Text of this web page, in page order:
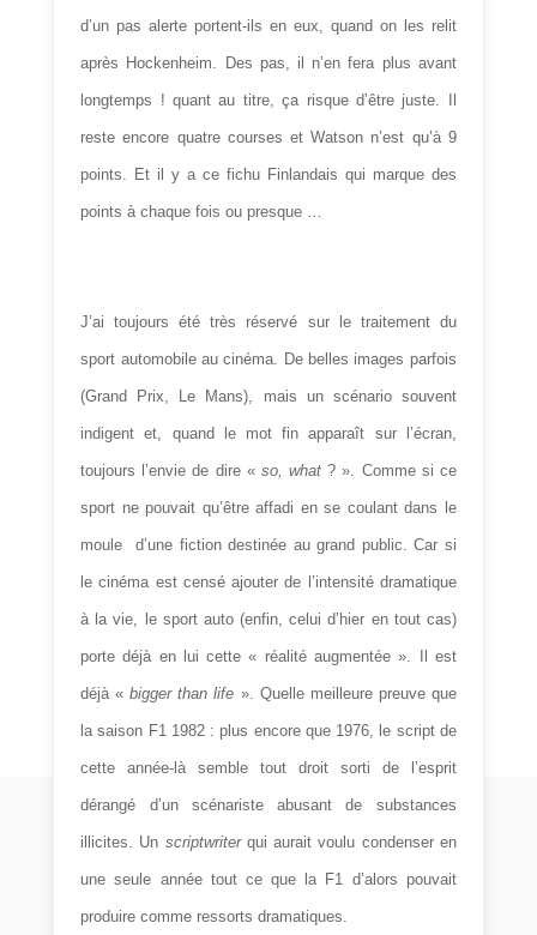
d’un pas alerte portent-ils en eux, quand on les relit
après Hockenheim. Des pas, il n’en fera plus avant
longtemps ! quant au titre, ça risque d’être juste. Il
reste encore quatre courses et Watson n’est qu’à 9
points. Et il y a ce fichu Finlandais qui marque des
points à chaque fois ou presque …
J’ai toujours été très réservé sur le traitement du
sport automobile au cinéma. De belles images parfois
(Grand Prix, Le Mans), mais un scénario souvent
indigent et, quand le mot fin apparaît sur l’écran,
toujours l’envie de dire « so, what ? ». Comme si ce
sport ne pouvait qu’être affadi en se coulant dans le
moule d’une fiction destinée au grand public. Car si
le cinéma est censé ajouter de l’intensité dramatique
à la vie, le sport auto (enfin, celui d’hier en tout cas)
porte déjà en lui cette « réalité augmentée ». Il est
déjà «bigger than life ». Quelle meilleure preuve que
la saison F1 1982 : plus encore que 1976, le script de
cette année-là semble tout droit sorti de l’esprit
dérangé d’un scénariste abusant de substances
illicites. Un scriptwriterqui aurait voulu condenser en
une seule année tout ce que la F1 d’alors pouvait
produire comme ressorts dramatiques.